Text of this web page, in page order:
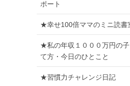
ポート
★幸せ100倍ママのミニ読書
★私の年収１０００万円の
て方・今日のひとこと
★習慣力チャレンジ日記